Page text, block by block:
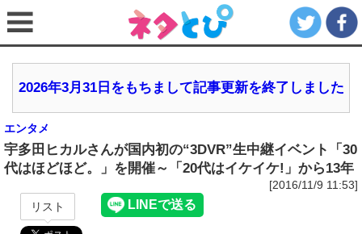
2026年3月31日をもちまして記事更新を終了しました
エンタメ
宇多田ヒカルさんが国内初の“3DVR”生中継イベント「30
代はほどほど。」を開催～「20代はイケイケ!」から13年
[2016/11/9 11:53]
リスト